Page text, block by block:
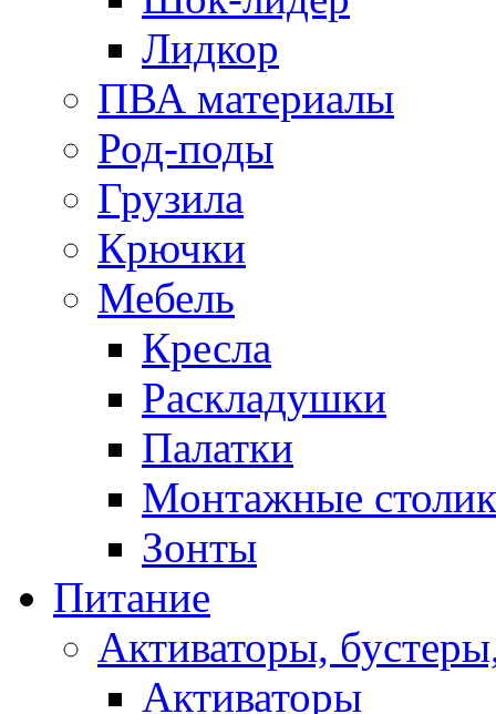
Лидкор
ПВА материалы
Род-поды
Грузила
Крючки
Мебель
Кресла
Раскладушки
Палатки
Монтажные
Зонты
Питание
Активаторы,
Активаторы